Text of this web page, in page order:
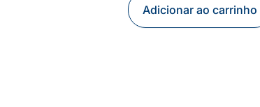
Adicionar ao carrinho